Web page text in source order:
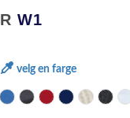
W1
velg en farge